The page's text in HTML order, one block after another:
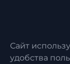
Сайт
удобства